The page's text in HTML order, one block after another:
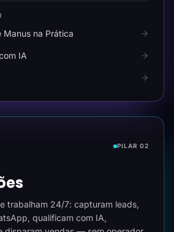
Manus na Prática
IA
PILAR 02
trabalham 24/7: capturam leads,
qualificam com IA,